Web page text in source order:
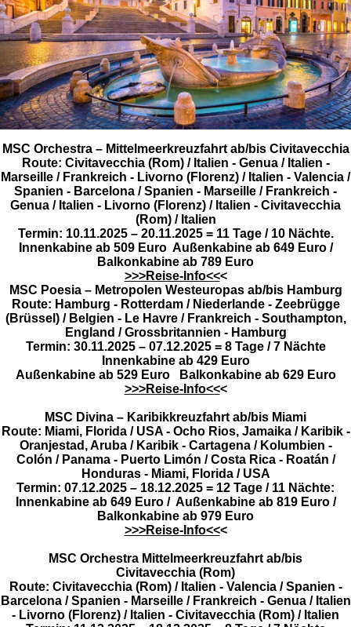
MSC Orchestra – Mittelmeerkreuzfahrt ab/bis Civitavecchia
Route: Civitavecchia (Rom) / Italien - Genua / Italien -
Marseille / Frankreich - Livorno (Florenz) / Italien - Valencia /
Spanien - Barcelona / Spanien - Marseille / Frankreich -
Genua / Italien - Livorno (Florenz) / Italien - Civitavecchia
(Rom) / Italien
Termin: 10.11.2025 – 20.11.2025 = 11 Tage / 10 Nächte.
Innenkabine ab 509 Euro Außenkabine ab 649 Euro /
Balkonkabine ab 789 Euro
>>>Reise-Info<<<
MSC Poesia – Metropolen Westeuropas ab/bis Hamburg
Route: Hamburg - Rotterdam / Niederlande - Zeebrügge
(Brüssel) / Belgien - Le Havre / Frankreich - Southampton,
England / Grossbritannien - Hamburg
Termin: 30.11.2025 – 07.12.2025 = 8 Tage / 7 Nächte
Innenkabine ab 429 Euro
Außenkabine ab 529 Euro Balkonkabine ab 629 Euro
>>>Reise-Info<<<
MSC Divina – Karibikkreuzfahrt ab/bis Miami
Route: Miami, Florida / USA - Ocho Rios, Jamaika / Karibik -
Oranjestad, Aruba / Karibik - Cartagena / Kolumbien -
Colón / Panama - Puerto Limón / Costa Rica - Roatán /
Honduras - Miami, Florida / USA
Termin: 07.12.2025 – 18.12.2025 = 12 Tage / 11 Nächte:
Innenkabine ab 649 Euro / Außenkabine ab 819 Euro /
Balkonkabine ab 979 Euro
>>>Reise-Info<<<
MSC Orchestra Mittelmeerkreuzfahrt ab/bis
Civitavecchia (Rom)
Route: Civitavecchia (Rom) / Italien - Valencia / Spanien -
Barcelona / Spanien - Marseille / Frankreich - Genua / Italien
- Livorno (Florenz) / Italien - Civitavecchia (Rom) / Italien